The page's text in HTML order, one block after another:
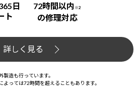
日
ト
72時間以内 ※2
の修理対応
詳しく見る
造も行っています。
っては72時間を超えることもあります。